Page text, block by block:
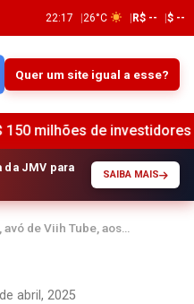
22:17 26°C R$ -- $ --
Quer um site igual a esse?
de investidores em
da JMV para
SAIBA MAIS
de Viih Tube, aos…
abril, 2025